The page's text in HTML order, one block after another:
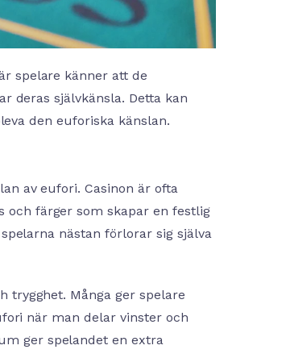
spelare känner att de
deras självkänsla. Detta kan
den euforiska känslan.
av eufori. Casinon är ofta
och färger som skapar en festlig
nästan förlorar sig själva
trygghet. Många ger spelare
när man delar vinster och
ger spelandet en extra